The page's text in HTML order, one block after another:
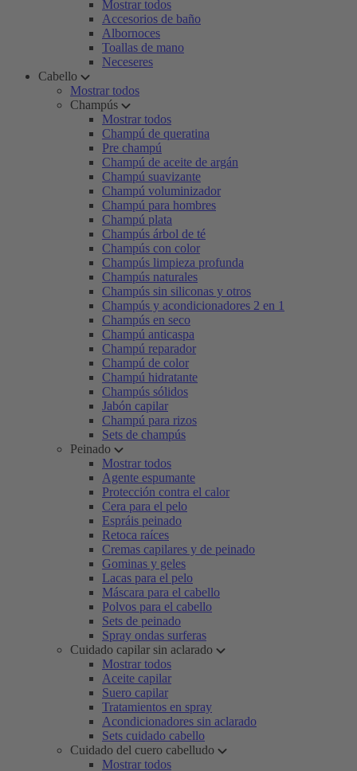
Mostrar todos
Accesorios de baño
Albornoces
Toallas de mano
Neceseres
Cabello
Mostrar todos
Champús
Mostrar todos
Champú de queratina
Pre champú
Champú de aceite de argán
Champú suavizante
Champú voluminizador
Champú para hombres
Champú plata
Champús árbol de té
Champús con color
Champús limpieza profunda
Champús naturales
Champús sin siliconas y otros
Champús y acondicionadores 2 en 1
Champús en seco
Champú anticaspa
Champú reparador
Champú de color
Champú hidratante
Champús sólidos
Jabón capilar
Champú para rizos
Sets de champús
Peinado
Mostrar todos
Agente espumante
Protección contra el calor
Cera para el pelo
Espráis peinado
Retoca raíces
Cremas capilares y de peinado
Gominas y geles
Lacas para el pelo
Máscara para el cabello
Polvos para el cabello
Sets de peinado
Spray ondas surferas
Cuidado capilar sin aclarado
Mostrar todos
Aceite capilar
Suero capilar
Tratamientos en spray
Acondicionadores sin aclarado
Sets cuidado cabello
Cuidado del cuero cabelludo
Mostrar todos